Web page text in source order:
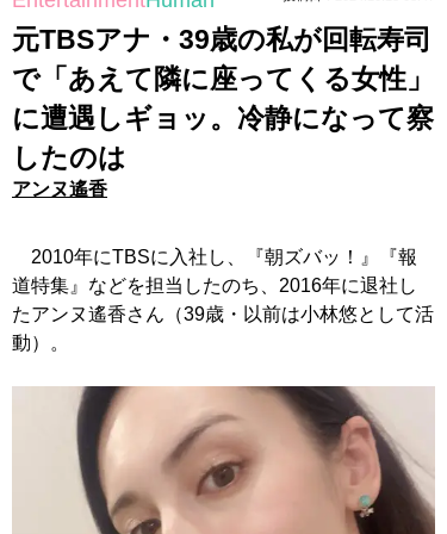
元TBSアナ・39歳の私が回転寿司
で「あえて隣に座ってくる女性」
に遭遇しギョッ。冷静になって察
したのは
アンヌ遙香
2010年にTBSに入社し、『朝ズバッ！』『報
道特集』などを担当したのち、2016年に退社し
たアンヌ遙香さん（39歳・以前は小林悠として活
動）。